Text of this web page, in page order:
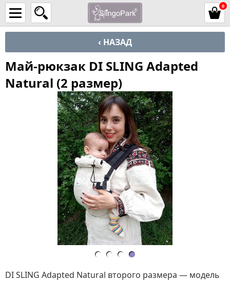
0
‹ НАЗАД
Май-рюкзак DI SLING Adapted
Natural (2 размер)
DI SLING Adapted Natural второго размера — модель